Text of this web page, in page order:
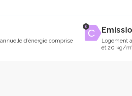
d’énergie comprise
Logement
et 20 kg/